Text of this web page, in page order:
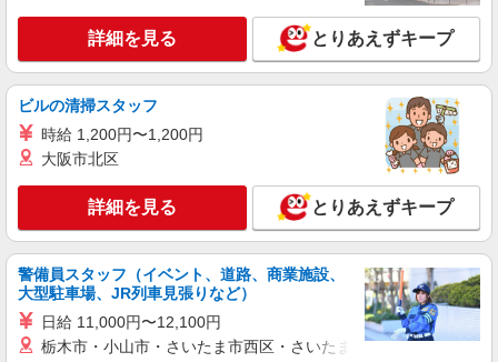
+゜・。○。・゜+゜・。○。・゜+゜ 入社祝い金10
万円支給(規定有) お友達を紹介頂くと, インセンテ
ィブ支給(規定有) ★月2回払い・週払い可能（規程
有）★ ゜・。○。・゜+゜・。○。・゜+゜
福岡県福岡市西区の家電量販店
キープ 詳細を見る
派遣社員 紹介予定派遣
株式会社シエロ
時給1400円〜1600円（経験・能力による） ※
残業代支給 ★交通費別途支給（規定あり） ゜
+゜・。○。・゜+゜・。○。・゜+゜ 入社祝い金10
万円支給(規定有) お友達を紹介頂くと, インセンテ
ィブ支給(規定有) ★月2回払い・週払い可能（規程
有）★ ゜・。○。・゜+゜・。○。・゜+゜
福岡県福岡市西区の家電量販店
キープ 詳細を見る
派遣社員 紹介予定派遣
詳細を見る とりあえずキープ
ビルの清掃スタッフ
時給 1,200円〜1,200円
大阪市北区
詳細を見る とりあえずキープ
警備員スタッフ（イベント、道路、商業施設、
大型駐車場、JR列車見張りなど）
日給 11,000円〜12,100円
栃木市・小山市・さいたま市西区・さいたま市岩槻区・久喜市・